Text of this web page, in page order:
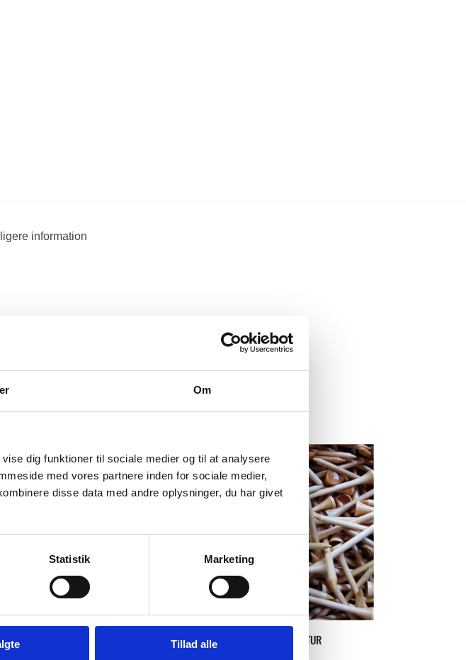
Om
dig funktioner til sociale medier og til at analysere
med vores partnere inden for sociale medier,
disse data med andre oplysninger, du har givet
Statistik Marketing
Tillad alle
information
CASTLE TEES – 70 MM (ORANGE) TEES SKÅRET AF BIRK – NATUR